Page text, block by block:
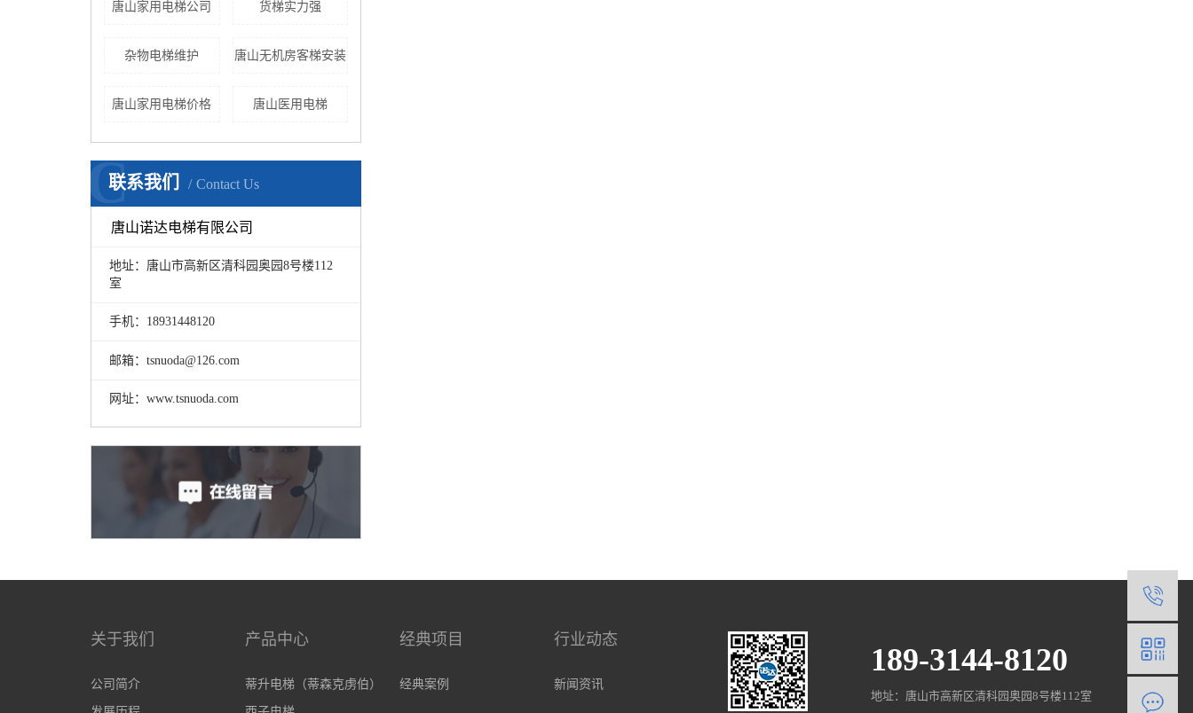
唐山家用电梯公司 货梯实力强
杂物电梯维护 唐山无机房客梯安装
唐山家用电梯价格 唐山医用电梯
联系我们 Contact Us
C
唐山诺达电梯有限公司
地址：唐山市高新区清科园奥园8号楼112
室
手机：18931448120
邮箱：tsnuoda@126.com
网址：www.tsnuoda.com
关于我们
公司简介
产品中心
蒂升电梯（蒂森克虏伯）
经典项目
经典案例
行业动态
新闻资讯
189-3144-8120
地址：唐山市高新区清科园奥园8号楼112室